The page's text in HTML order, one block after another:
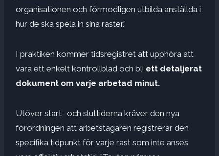
organisationen och förmodligen utbilda anställda i
hur de ska spela in sina raster.”
I praktiken kommer tidsregistret att upphöra att
vara ett enkelt kontrollblad och bli ett detaljerat
dokument om varje arbetad minut.
Utöver start- och sluttiderna kräver den nya
förordningen att arbetstagaren registrerar den
specifika tidpunkt för varje rast som inte anses